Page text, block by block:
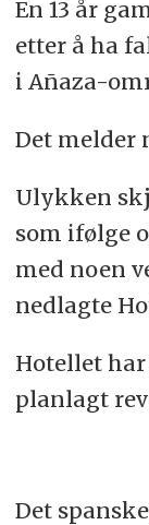
En 13 år
etter å ha
i Añaza-
Det melder
Ulykken
som ifølge
med noen
nedlagte
Hotellet
planlagt
Det